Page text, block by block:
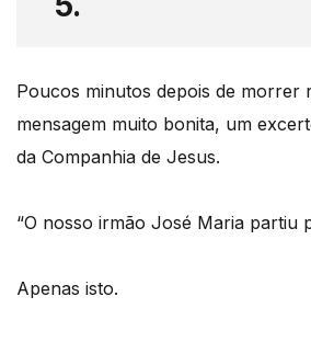
Poucos minutos depois de morrer
mensagem muito bonita, um
da Companhia de Jesus.
“O nosso irmão José Maria partiu
Apenas isto.